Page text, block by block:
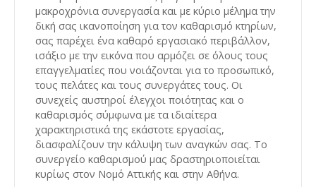
μακροχρόνια συνεργασία και με κύριο μέλημα την
δική σας ικανοποίηση για τον καθαρισμό κτηρίων,
σας παρέχει ένα καθαρό εργασιακό περιβάλλον,
ισάξιο με την εικόνα που αρμόζει σε όλους τους
επαγγελματίες που νοιάζονται για το προσωπικό,
τους πελάτες και τους συνεργάτες τους. Οι
συνεχείς αυστηροί έλεγχοι ποιότητας και ο
καθαρισμός σύμφωνα με τα ιδιαίτερα
χαρακτηριστικά της εκάστοτε εργασίας,
διασφαλίζουν την κάλυψη των αναγκών σας. Το
συνεργείο καθαρισμού μας δραστηριοποιείται
κυρίως στον Νομό Αττικής και στην Αθήνα.